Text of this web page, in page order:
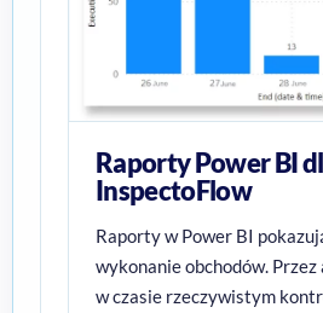
Raporty Power BI
InspectoFlow
Raporty w Power BI
wykonanie obchodów. Przez
w czasie rzeczywistym